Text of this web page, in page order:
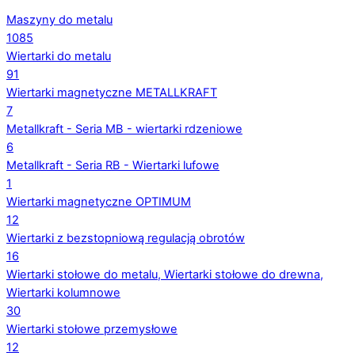
Maszyny do metalu
1085
Wiertarki do metalu
91
Wiertarki magnetyczne METALLKRAFT
7
Metallkraft - Seria MB - wiertarki rdzeniowe
6
Metallkraft - Seria RB - Wiertarki lufowe
1
Wiertarki magnetyczne OPTIMUM
12
Wiertarki z bezstopniową regulacją obrotów
16
Wiertarki stołowe do metalu, Wiertarki stołowe do drewna,
Wiertarki kolumnowe
30
Wiertarki stołowe przemysłowe
12